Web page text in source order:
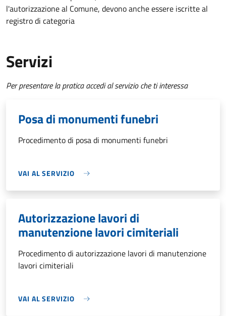
l'autorizzazione al Comune, devono anche essere iscritte al
registro di categoria
Servizi
Per presentare la pratica accedi al servizio che ti interessa
Posa di monumenti funebri
Procedimento di posa di monumenti funebri
VAI AL SERVIZIO
Autorizzazione lavori di
manutenzione lavori cimiteriali
Procedimento di autorizzazione lavori di manutenzione
lavori cimiteriali
VAI AL SERVIZIO